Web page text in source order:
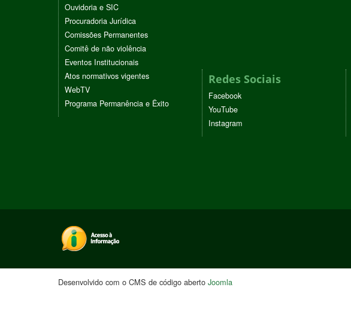
Ouvidoria e SIC
Procuradoria Jurídica
Comissões Permanentes
Comitê de não violência
Eventos Institucionais
Atos normativos vigentes
WebTV
Programa Permanência e Êxito
Redes Sociais
Facebook
YouTube
Instagram
Desenvolvido com o CMS de código aberto Joomla